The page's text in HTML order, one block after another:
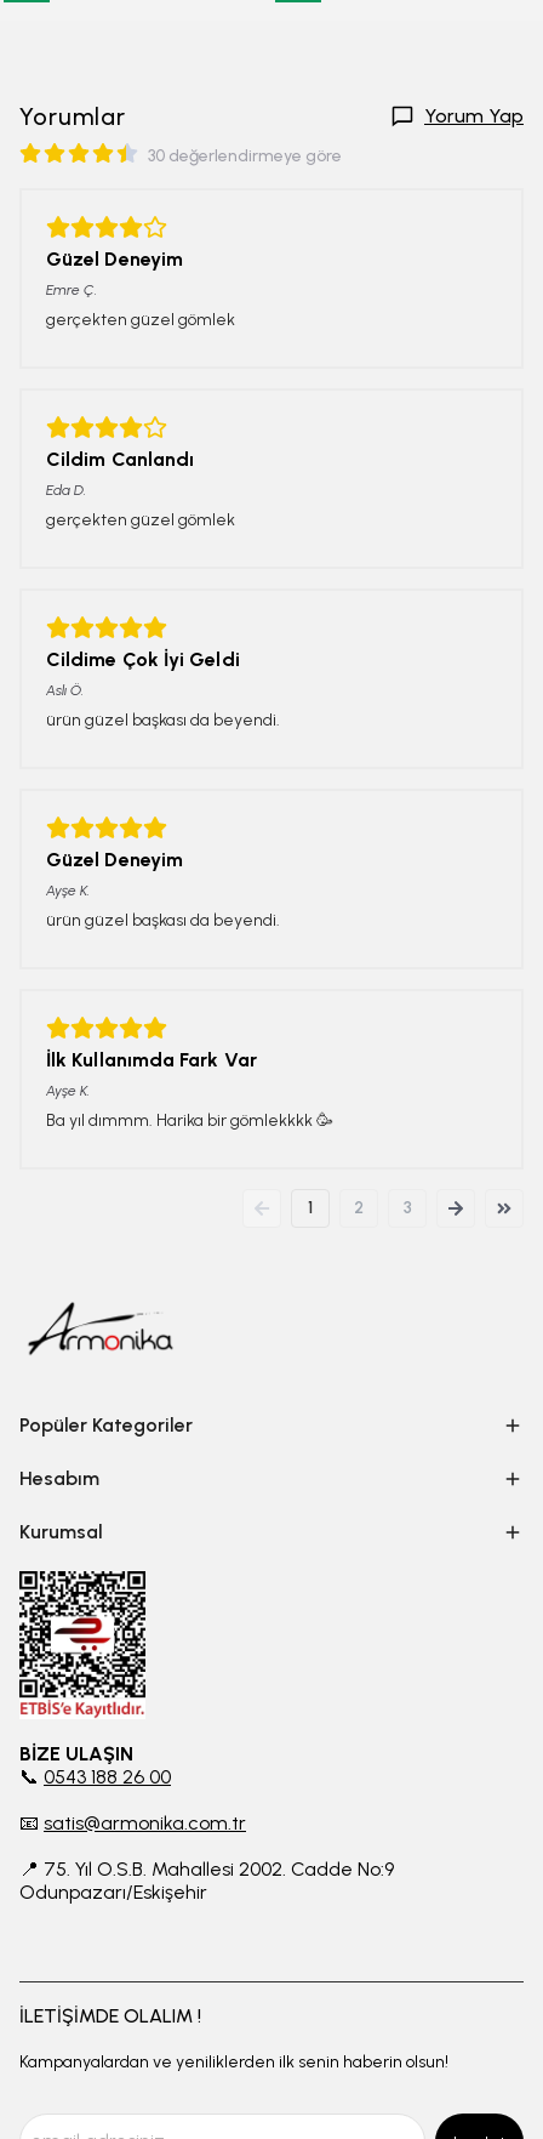
Yorumlar Yorum Yap
30 değerlendirmeye göre
Güzel Deneyim
Emre Ç.
gerçekten güzel gömlek
Cildim Canlandı
Eda D.
gerçekten güzel gömlek
Cildime Çok İyi Geldi
Aslı Ö.
ürün güzel başkası da beyendi.
Güzel Deneyim
Ayşe K.
ürün güzel başkası da beyendi.
İlk Kullanımda Fark Var
Ayşe K.
Ba yıl dımmm. Harika bir gömlekkkk 🥳
1 2 3
Popüler Kategoriler
Hesabım
Kurumsal
BİZE ULAŞIN
📞 0543 188 26 00
📧 satis@armonika.com.tr
📍 75. Yıl O.S.B. Mahallesi 2002. Cadde No:9
Odunpazarı/Eskişehir
İLETİŞİMDE OLALIM !
Kampanyalardan ve yeniliklerden ilk senin haberin olsun!